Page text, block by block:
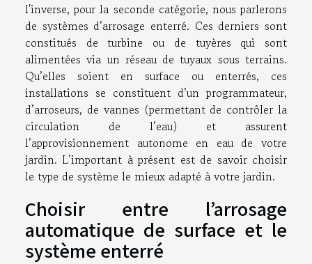
l'inverse, pour la seconde catégorie, nous parlerons
de systèmes d’arrosage enterré. Ces derniers sont
constitués de turbine ou de tuyères qui sont
alimentéesvia un réseau de tuyaux sous terrains.
Qu’elles soient en surface ou enterrés, ces
installations se constituent d’un programmateur,
d’arroseurs, de vannes (permettant de contrôler la
circulation de l’eau) et assurent
l’approvisionnement autonome en eau de votre
jardin. L’important à présent est de savoir choisir
le type de système le mieux adapté à votre jardin.
Choisir entre l’arrosage
automatique de surface et le
système enterré